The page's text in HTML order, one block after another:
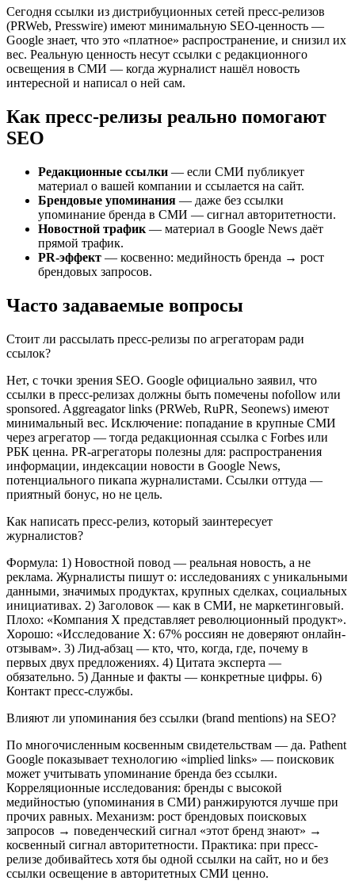
Сегодня ссылки из дистрибуционных сетей пресс-релизов
(PRWeb, Presswire) имеют минимальную SEO-ценность —
Google знает, что это «платное» распространение, и снизил их
вес. Реальную ценность несут ссылки с редакционного
освещения в СМИ — когда журналист нашёл новость
интересной и написал о ней сам.
Как пресс-релизы реально помогают
SEO
Редакционные ссылки — если СМИ публикует
материал о вашей компании и ссылается на сайт.
Брендовые упоминания — даже без ссылки
упоминание бренда в СМИ — сигнал авторитетности.
Новостной трафик — материал в Google News даёт
прямой трафик.
PR-эффект — косвенно: медийность бренда → рост
брендовых запросов.
Часто задаваемые вопросы
Стоит ли рассылать пресс-релизы по агрегаторам ради
ссылок?
Нет, с точки зрения SEO. Google официально заявил, что
ссылки в пресс-релизах должны быть помечены nofollow или
sponsored. Aggreagator links (PRWeb, RuPR, Seonews) имеют
минимальный вес. Исключение: попадание в крупные СМИ
через агрегатор — тогда редакционная ссылка с Forbes или
РБК ценна. PR-агрегаторы полезны для: распространения
информации, индексации новости в Google News,
потенциального пикапа журналистами. Ссылки оттуда —
приятный бонус, но не цель.
Как написать пресс-релиз, который заинтересует
журналистов?
Формула: 1) Новостной повод — реальная новость, а не
реклама. Журналисты пишут о: исследованиях с уникальными
данными, значимых продуктах, крупных сделках, социальных
инициативах. 2) Заголовок — как в СМИ, не маркетинговый.
Плохо: «Компания X представляет революционный продукт».
Хорошо: «Исследование X: 67% россиян не доверяют онлайн-
отзывам». 3) Лид-абзац — кто, что, когда, где, почему в
первых двух предложениях. 4) Цитата эксперта —
обязательно. 5) Данные и факты — конкретные цифры. 6)
Контакт пресс-службы.
Влияют ли упоминания без ссылки (brand mentions) на SEO?
По многочисленным косвенным свидетельствам — да. Pathent
Google показывает технологию «implied links» — поисковик
может учитывать упоминание бренда без ссылки.
Корреляционные исследования: бренды с высокой
медийностью (упоминания в СМИ) ранжируются лучше при
прочих равных. Механизм: рост брендовых поисковых
запросов → поведенческий сигнал «этот бренд знают» →
косвенный сигнал авторитетности. Практика: при пресс-
релизе добивайтесь хотя бы одной ссылки на сайт, но и без
ссылки освещение в авторитетных СМИ ценно.